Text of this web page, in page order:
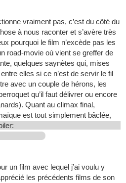
vraiment pas, c’est du côté du
à nous raconter et s’avère très
pourquoi le film n’excède pas les
road-movie où vient se greffer de
quelques saynètes qui, mises
elles si ce n’est de servir le fil
avec un couple de hérons, les
qu’il faut délivrer ou encore
Quant au climax final,
est tout simplement bâclée,
un film avec lequel j’ai voulu y
les précédents films de son